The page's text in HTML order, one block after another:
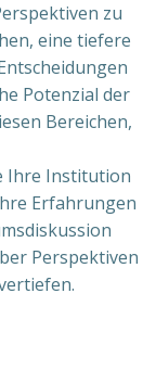
zu
eine tiefere
Potenzial der
Bereichen,
Ihre Institution
Erfahrungen
Perspektiven